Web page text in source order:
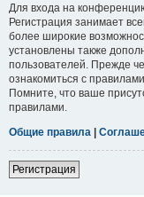
Для входа на
Регистрация занимает
более широкие
установлены также
пользователей. Прежде
ознакомиться с
Помните, что ваше
правилами.
Общие правила |
Регистрация